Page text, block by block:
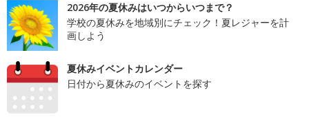
2026年の夏休みはいつからいつまで？
学校の夏休みを地域別にチェック！夏レジャーを計
画しよう
夏休みイベントカレンダー
日付から夏休みのイベントを探す